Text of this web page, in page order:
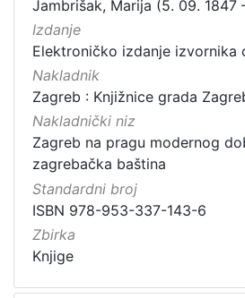
Jambrišak, Marija (5. 09. 1847
Izdanje
Elektroničko izdanje izvornika
Nakladnik
Zagreb : Knjižnice grada
Nakladnički niz
Zagreb na pragu modernog
zagrebačka baština
Standardni broj
ISBN 978-953-337-143-6
Zbirka
Knjige